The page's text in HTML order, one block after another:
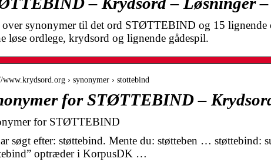
over synonymer til det ord STØTTEBIND og 15 lignende
løse ordlege, krydsord og lignende gådespil.
www.krydsord.org › synonymer › stottebind
for STØTTEBIND –
for STØTTEBIND
søgt efter: støttebind. Mente du: støtteben … støttebind:
optræder i KorpusDK …